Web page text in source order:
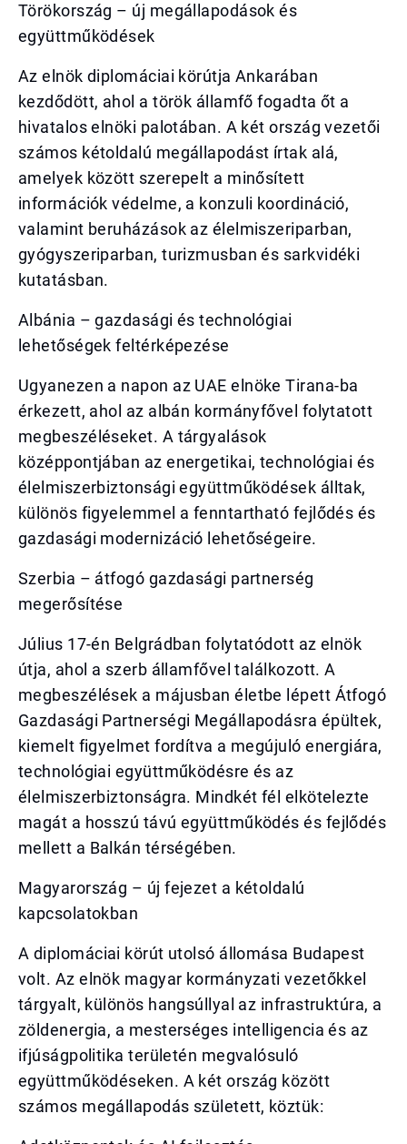
Törökország – új megállapodások és
együttműködések
Az elnök diplomáciai körútja Ankarában
kezdődött, ahol a török államfő fogadta őt a
hivatalos elnöki palotában. A két ország vezetői
számos kétoldalú megállapodást írtak alá,
amelyek között szerepelt a minősített
információk védelme, a konzuli koordináció,
valamint beruházások az élelmiszeriparban,
gyógyszeriparban, turizmusban és sarkvidéki
kutatásban.
Albánia – gazdasági és technológiai
lehetőségek feltérképezése
Ugyanezen a napon az UAE elnöke Tirana-ba
érkezett, ahol az albán kormányfővel folytatott
megbeszéléseket. A tárgyalások
középpontjában az energetikai, technológiai és
élelmiszerbiztonsági együttműködések álltak,
különös figyelemmel a fenntartható fejlődés és
gazdasági modernizáció lehetőségeire.
Szerbia – átfogó gazdasági partnerség
megerősítése
Július 17-én Belgrádban folytatódott az elnök
útja, ahol a szerb államfővel találkozott. A
megbeszélések a májusban életbe lépett Átfogó
Gazdasági Partnerségi Megállapodásra épültek,
kiemelt figyelmet fordítva a megújuló energiára,
technológiai együttműködésre és az
élelmiszerbiztonságra. Mindkét fél elkötelezte
magát a hosszú távú együttműködés és fejlődés
mellett a Balkán térségében.
Magyarország – új fejezet a kétoldalú
kapcsolatokban
A diplomáciai körút utolsó állomása Budapest
volt. Az elnök magyar kormányzati vezetőkkel
tárgyalt, különös hangsúllyal az infrastruktúra, a
zöldenergia, a mesterséges intelligencia és az
ifjúságpolitika területén megvalósuló
együttműködéseken. A két ország között
számos megállapodás született, köztük: